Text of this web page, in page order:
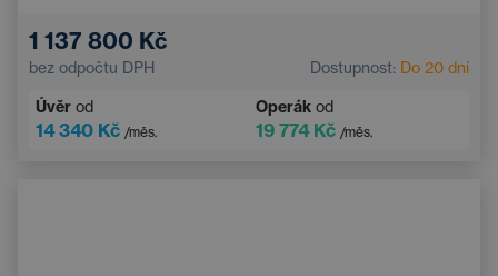
Panoramatická střecha
Vyhřívané čelní sklo
1 137 800 Kč
bez odpočtu DPH Dostupnost: Do 20 dní
Úvěr od
14 340 Kč /měs.
Operák od
19 774 Kč /měs.